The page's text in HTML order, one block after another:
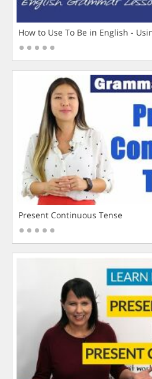
How to Use To Be in English -
Present Continuous Tense